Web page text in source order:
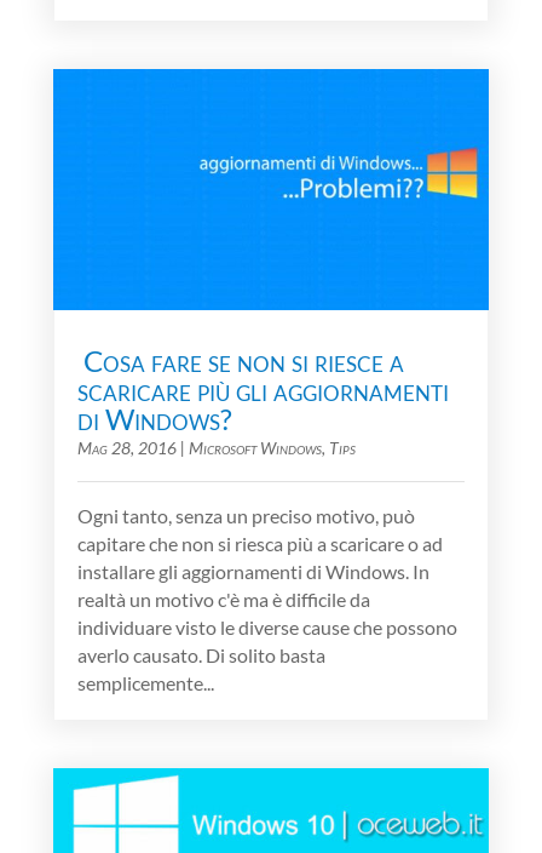
​ Cosa fare se non si riesce a
scaricare più gli aggiornamenti
di Windows?
Mag 28, 2016| Microsoft Windows, Tips
Ogni tanto, senza un preciso motivo, può
capitare che non si riesca più a scaricare o ad
installare gli aggiornamenti di Windows. In
realtà un motivo c'è ma è difficile da
individuare visto le diverse cause che possono
averlo causato. Di solito basta
semplicemente...